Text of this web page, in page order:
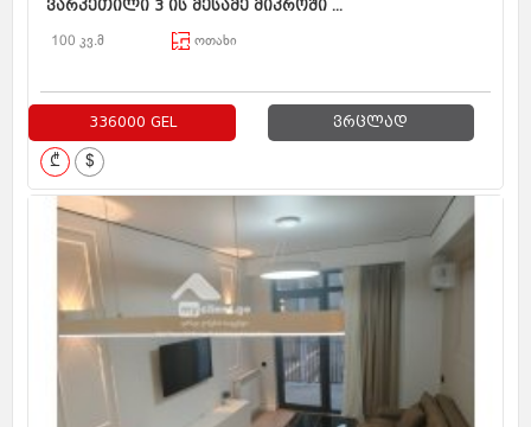
ვარკეთილი 3 ის მესამე მიკროში ...
100 კვ.მ ოთახი
336000 GEL ვრცლად
₾ $